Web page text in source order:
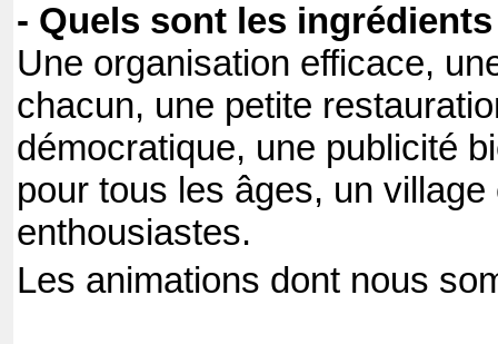
- Quels sont les
Une organisation efficace,
chacun, une petite
démocratique, une publicité
pour tous les âges, un
enthousiastes.
Les animations dont nous